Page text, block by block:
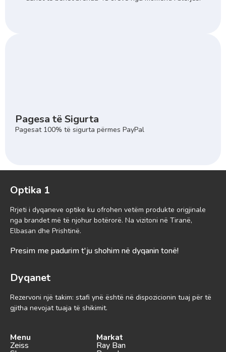
Pagesa të Sigurta
Pagesat 100% të sigurta përmes PayPal
Optika 1
Rrjeti i dyqaneve optike ku ofrohen vetëm produkte origjinale
nga brandet më të njohur botërorë. Na vizitoni në Tiranë,
Elbasan dhe Prishtinë.
Presim me padurim t'ju shohim në dyqanin tonë!
Dyqanet
Rezervoni një takim: stafi ynë është në dispozicionin tuaj për të
gjitha nevojat tuaja të shikimit.
Menu
Zeiss
Markat
Ray Ban